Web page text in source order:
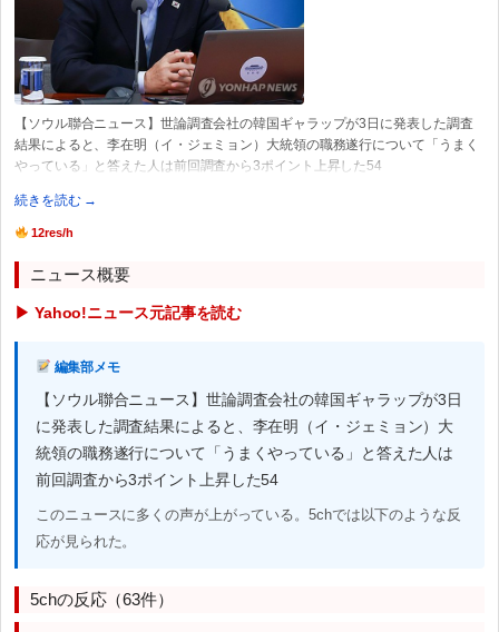
【ソウル聯合ニュース】世論調査会社の韓国ギャラップが3日に発表した調査
結果によると、李在明（イ・ジェミョン）大統領の職務遂行について「うまく
やっている」と答えた人は前回調査から3ポイント上昇した54
続きを読む →
12res/h
ニュース概要
▶ Yahoo!ニュース元記事を読む
編集部メモ
【ソウル聯合ニュース】世論調査会社の韓国ギャラップが3日
に発表した調査結果によると、李在明（イ・ジェミョン）大
統領の職務遂行について「うまくやっている」と答えた人は
前回調査から3ポイント上昇した54
このニュースに多くの声が上がっている。5chでは以下のような反
応が見られた。
5chの反応（63件）